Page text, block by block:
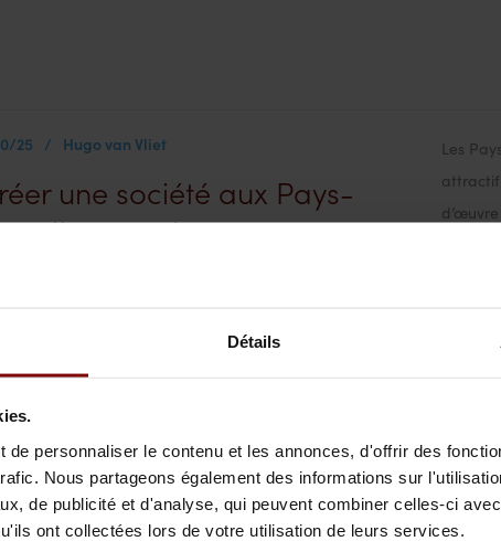
Détails
de personnaliser le contenu et les annonces, d'offrir des
Nous partageons également des informations sur
de publicité et d'analyse, qui peuvent combiner celles-ci
ont collectées lors de votre utilisation de leurs services.
25 / Hugo van Vliet
une société aux Pays-
: l’essentiel
Les
licenciement d’un gérant
Pays-Bas
25 / Dr. Wiebke Bonnet-Vogler
Aux